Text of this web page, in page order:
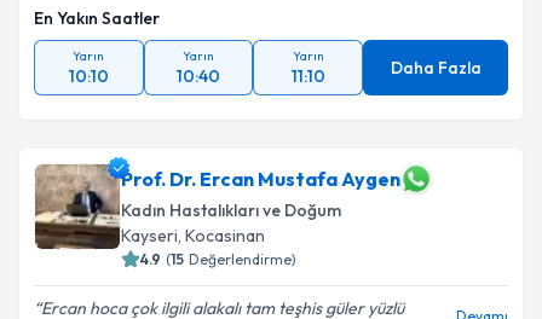
En Yakın Saatler
Yarın
10:10
Yarın
10:40
Yarın
11:10 Daha Fazla
Prof. Dr. Ercan Mustafa Aygen
Kadın Hastalıkları ve Doğum
Kayseri, Kocasinan
4.9 (15 Değerlendirme)
Ercan hoca çok ilgili alakalı tam teşhis güler yüzlü